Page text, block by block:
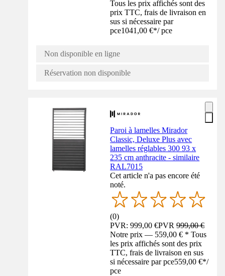
Tous les prix affichés sont des
prix TTC, frais de livraison en
sus si nécessaire par
pce1041,00 €*/ pce
Non disponible en ligne
Réservation non disponible
Paroi à lamelles Mirador
Classic, Deluxe Plus avec
lamelles réglables 300 93 x
235 cm anthracite - similaire
RAL7015
Cet article n'a pas encore été
noté.
(0)
PVR: 999,00 €PVR999,00 €
Notre prix — 559,00 € * Tous
les prix affichés sont des prix
TTC, frais de livraison en sus
si nécessaire par pce559,00 €*/
pce